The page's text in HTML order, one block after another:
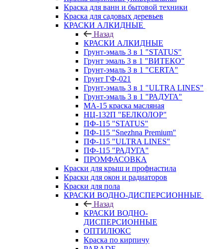
Краска для ванн и бытовой техники
Краска для садовых деревьев
КРАСКИ АЛКИДНЫЕ
Назад
КРАСКИ АЛКИДНЫЕ
Грунт-эмаль 3 в 1 "STATUS"
Грунт эмаль 3 в 1 "ВИТЕКО"
Грунт-эмаль 3 в 1 "CERTA"
Грунт ГФ-021
Грунт-эмаль 3 в 1 "ULTRA LINES"
Грунт-эмаль 3 в 1 "РАДУГА"
МА-15 краска масляная
НЦ-132П "БЕЛКОЛОР"
ПФ-115 "STATUS"
ПФ-115 "Snezhna Premium"
ПФ-115 "ULTRA LINES"
ПФ-115 "РАДУГА"
ПРОМФАСОВКА
Краски для крыш и профнастила
Краски для окон и радиаторов
Краски для пола
КРАСКИ ВОДНО-ДИСПЕРСИОННЫЕ
Назад
КРАСКИ ВОДНО-
ДИСПЕРСИОННЫЕ
ОПТИЛЮКС
Краска по кирпичу